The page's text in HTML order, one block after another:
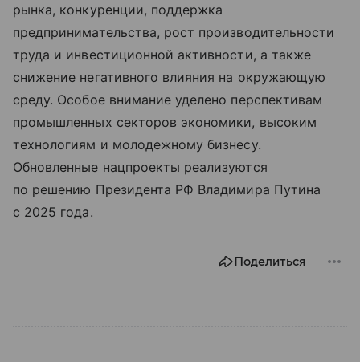
рынка, конкуренции, поддержка
предпринимательства, рост производительности
труда и инвестиционной активности, а также
снижение негативного влияния на окружающую
среду. Особое внимание уделено перспективам
промышленных секторов экономики, высоким
технологиям и молодежному бизнесу.
Обновленные нацпроекты реализуются
по решению Президента РФ Владимира Путина
с 2025 года.
Поделиться